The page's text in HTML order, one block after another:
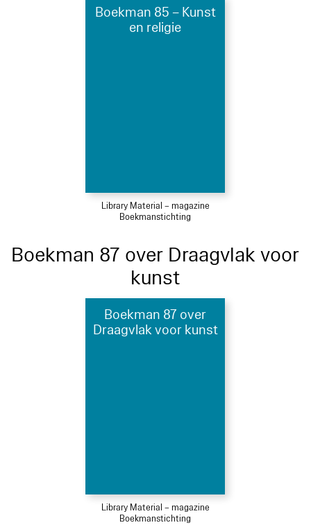
Boekman 85 – Kunst
en religie
Library Material – magazine
Boekmanstichting
Boekman 87 over Draagvlak voor
kunst
Boekman 87 over
Draagvlak voor kunst
Library Material – magazine
Boekmanstichting